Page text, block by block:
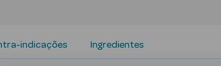
indicações Ingredientes